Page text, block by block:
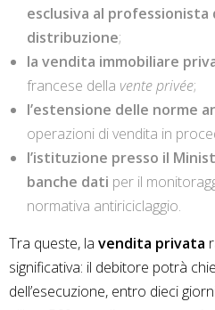
esclusiva al
distribuzione;
la vendita immobiliare
francese della vente privée;
l’estensione delle norme
operazioni di vendita in
l’istituzione presso il
banche dati per il
normativa antiriciclaggio.
Tra queste, la vendita privata
significativa: il debitore potrà
dell’esecuzione, entro dieci